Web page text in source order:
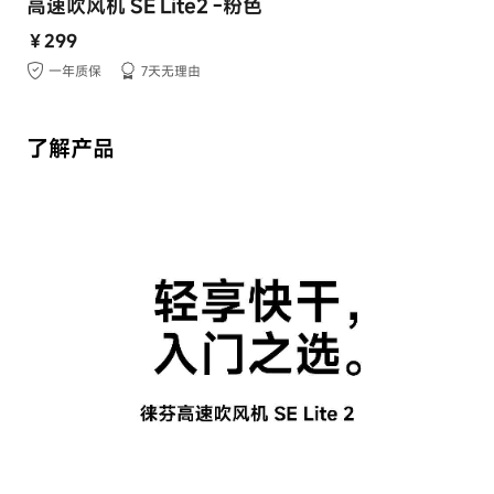
￥299
一年质保 7天无理由
了解产品